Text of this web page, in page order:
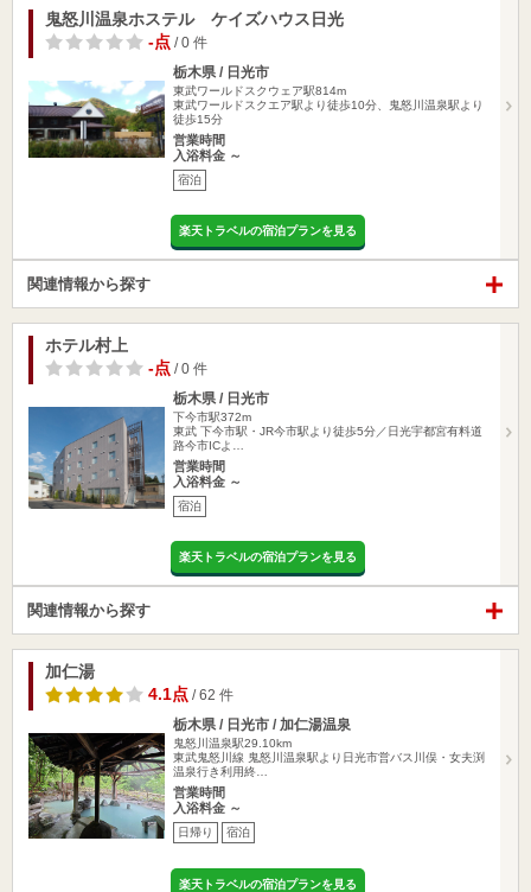
鬼怒川温泉ホステル ケイズハウス日光
-点 / 0 件
栃木県 / 日光市
東武ワールドスクウェア駅814m
東武ワールドスクエア駅より徒歩10分、鬼怒川温泉駅より
徒歩15分
営業時間
入浴料金 ～
宿泊
楽天トラベルの宿泊プランを見る
関連情報から探す
ホテル村上
-点 / 0 件
栃木県 / 日光市
下今市駅372m
東武 下今市駅・JR今市駅より徒歩5分／日光宇都宮有料道
路今市ICよ…
営業時間
入浴料金 ～
宿泊
楽天トラベルの宿泊プランを見る
関連情報から探す
加仁湯
4.1点 / 62 件
栃木県 / 日光市 / 加仁湯温泉
鬼怒川温泉駅29.10km
東武鬼怒川線 鬼怒川温泉駅より日光市営バス川俣・女夫渕
温泉行き利用終…
営業時間
入浴料金 ～
日帰り 宿泊
楽天トラベルの宿泊プランを見る